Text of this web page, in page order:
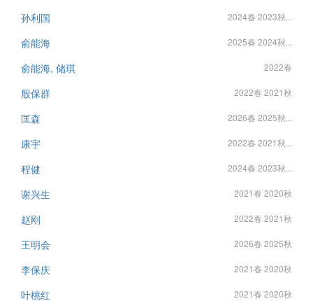
孙利国 2024春 2023秋...
俞能海 2025春 2024秋...
俞能海, 储琪 2022春
殷保群 2022春 2021秋
匡森 2026春 2025秋...
康宇 2022春 2021秋...
程健 2024春 2023秋...
谢兴生 2021春 2020秋
赵刚 2022春 2021秋
王明会 2026春 2025秋
李保庆 2021春 2020秋
叶桃红 2021春 2020秋